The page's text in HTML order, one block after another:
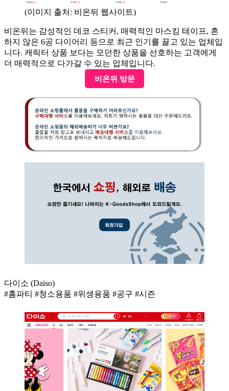
(이미지 출처: 비온뒤 웹사이트)
비온뒤는 감성적인 데코 스티커, 매력적인 마스킹 테이프, 흔
하지 않은 6공 다이어리 등으로 최근 인기를 끌고 있는 업체입
니다. 캐릭터 상품 보다는 모던한 상품을 선호하는 고객에게
더 매력적으로 다가갈 수 있는 업체입니다.
비온뒤 방문
다이소 (Daiso)
#홈파티 #청소용품 #위생용품 #공구 #시즌